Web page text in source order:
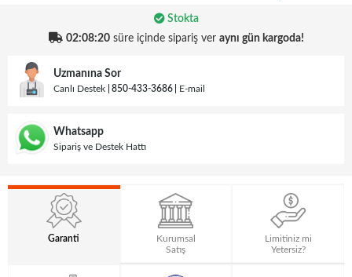
Stokta
02:08:19süre içinde sipariş ver aynı gün kargoda!
Uzmanına Sor
Canlı Destek 850-433-3686 E-mail
Whatsapp
Sipariş ve Destek Hattı
Garanti
Kurumsal
Satış
Limitiniz mi
Yetersiz?